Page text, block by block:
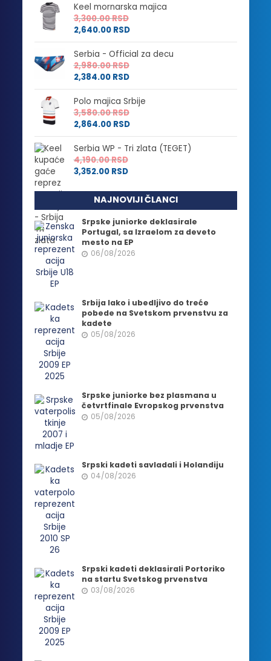
Keel mornarska majica
3,300.00RSD
2,640.00 RSD
Serbia - Official za decu
2,980.00RSD
2,384.00 RSD
Polo majica Srbije
3,580.00RSD
2,864.00 RSD
Serbia WP - Tri zlata (TEGET)
4,190.00RSD
3,352.00 RSD
NAJNOVIJI ČLANCI
Srpske juniorke deklasirale
Portugal, sa Izraelom za deveto
mesto na EP
06/08/2026
Srbija lako i ubedljivo do treće
pobede na Svetskom prvenstvu za
kadete
05/08/2026
Srpske juniorke bez plasmana u
četvrtfinale Evropskog prvenstva
05/08/2026
Srpski kadeti savladali i Holandiju
04/08/2026
Srpski kadeti deklasirali Portoriko
na startu Svetskog prvenstva
03/08/2026